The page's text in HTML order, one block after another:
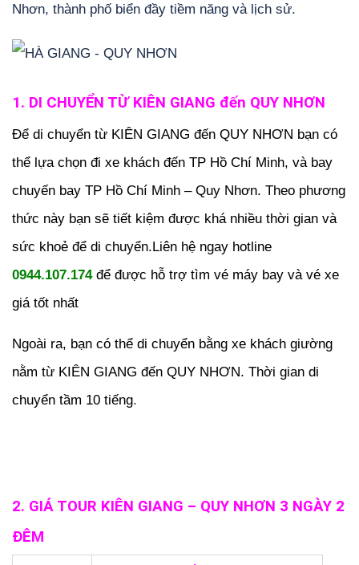
Nhơn, thành phố biển đầy tiềm năng và lịch sử.
1. DI CHUYỂN TỪ KIÊN GIANG đến QUY NHƠN
Để di chuyển từ KIÊN GIANG đến QUY NHƠN bạn có
thể lựa chọn đi xe khách đến TP Hồ Chí Minh, và bay
chuyến bay TP Hồ Chí Minh – Quy Nhơn. Theo phương
thức này bạn sẽ tiết kiệm được khá nhiều thời gian và
sức khoẻ để di chuyển.Liên hệ ngay hotline
0944.107.174 để được hỗ trợ tìm vé máy bay và vé xe
giá tốt nhất
Ngoài ra, bạn có thể di chuyển bằng xe khách giường
nằm từ KIÊN GIANG đến QUY NHƠN. Thời gian di
chuyển tầm 10 tiếng.
2. GIÁ TOUR KIÊN GIANG – QUY NHƠN 3 NGÀY 2
ĐÊM